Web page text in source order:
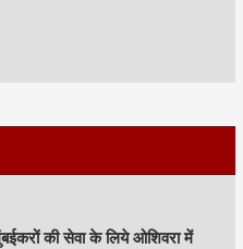
की सेवा के लिये ओशिवरा में